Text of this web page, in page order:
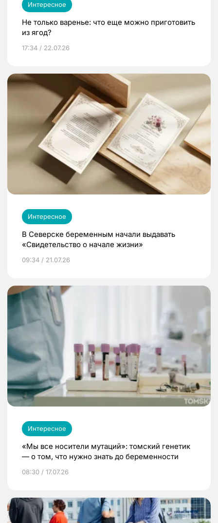
Интересное
Не только варенье: что еще можно приготовить
из ягод?
17:34 / 22.07.26
Интересное
В Северске беременным начали выдавать
«Свидетельство о начале жизни»
09:34 / 21.07.26
Интересное
«Мы все носители мутаций»: томский генетик
— о том, что нужно знать до беременности
08:30 / 17.07.26